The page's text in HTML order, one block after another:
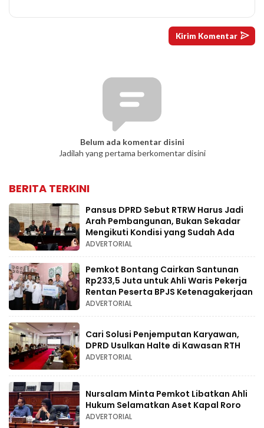
Belum ada komentar disini
Jadilah yang pertama berkomentar disini
BERITA TERKINI
Pansus DPRD Sebut RTRW Harus Jadi
Arah Pembangunan, Bukan Sekadar
Mengikuti Kondisi yang Sudah Ada
ADVERTORIAL
Pemkot Bontang Cairkan Santunan
Rp233,5 Juta untuk Ahli Waris Pekerja
Rentan Peserta BPJS Ketenagakerjaan
ADVERTORIAL
Cari Solusi Penjemputan Karyawan,
DPRD Usulkan Halte di Kawasan RTH
ADVERTORIAL
Nursalam Minta Pemkot Libatkan Ahli
Hukum Selamatkan Aset Kapal Roro
ADVERTORIAL